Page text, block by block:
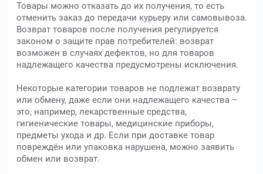
Товары можно отказать до их получения, то есть
отменить заказ до передачи курьеру или самовывоза.
Возврат товаров после получения регулируется
законом о защите прав потребителей: возврат
возможен в случаях дефектов, но для товаров
надлежащего качества предусмотрены исключения.
Некоторые категории товаров не подлежат возврату
или обмену, даже если они надлежащего качества –
это, например, лекарственные средства,
гигиенические товары, медицинские приборы,
предметы ухода и др. Если при доставке товар
повреждён или упаковка нарушена, можно заявить
обмен или возврат.